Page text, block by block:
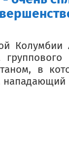
Колумбии
в
нападающий